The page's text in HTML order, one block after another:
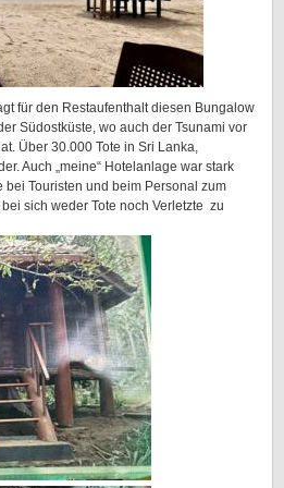
für den Restaufenthalt diesen Bungalow
Südostküste, wo auch der Tsunami vor
Über 30.000 Tote in Sri Lanka,
Auch „meine“ Hotelanlage war stark
bei Touristen und beim Personal zum
sich weder Tote noch Verletzte zu